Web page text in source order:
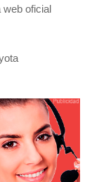
web oficial